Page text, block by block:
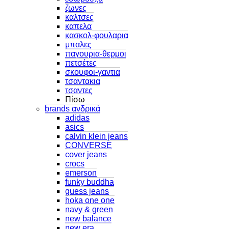
ζωνες
καλτσες
καπελα
κασκολ-φουλαρια
μπαλες
παγουρια-θερμοι
πετσέτες
σκουφοι-γαντια
τσαντακια
τσαντες
Πίσω
brands ανδρικά
adidas
asics
calvin klein jeans
CONVERSE
cover jeans
crocs
emerson
funky buddha
guess jeans
hoka one one
navy & green
new balance